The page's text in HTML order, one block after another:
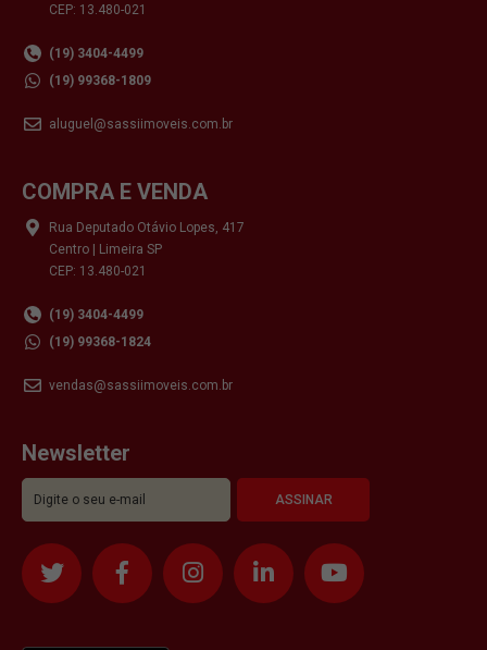
CEP: 13.480-021
(19) 3404-4499
(19) 99368-1809
aluguel@sassiimoveis.com.br
COMPRA E VENDA
Rua Deputado Otávio Lopes, 417
Centro | Limeira SP
CEP: 13.480-021
(19) 3404-4499
(19) 99368-1824
vendas@sassiimoveis.com.br
Newsletter